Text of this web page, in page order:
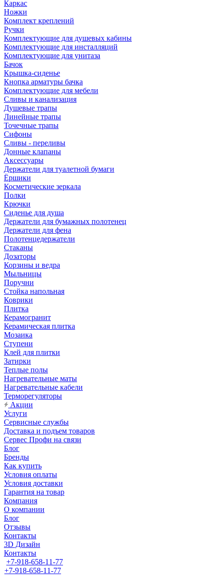
Каркас
Ножки
Комплект креплений
Ручки
Комплектующие для душевых кабины
Комплектующие для инсталляций
Комплектующие для унитаза
Бачок
Крышка-сиденье
Кнопка арматуры бачка
Комплектующие для мебели
Сливы и канализация
Душевые трапы
Линейные трапы
Точечные трапы
Сифоны
Сливы - переливы
Донные клапаны
Аксессуары
Держатели для туалетной бумаги
Ёршики
Косметические зеркала
Полки
Крючки
Сиденье для душа
Держатели для бумажных полотенец
Держатели для фена
Полотенцедержатели
Стаканы
Дозаторы
Корзины и ведра
Мыльницы
Поручни
Стойка напольная
Коврики
Плитка
Керамогранит
Керамическая плитка
Мозаика
Ступени
Клей для плитки
Затирки
Теплые полы
Нагревательные маты
Нагревательные кабели
Терморегуляторы
Акции
Услуги
Сервисные службы
Доставка и подъем товаров
Сервес Профи на связи
Блог
Бренды
Как купить
Условия оплаты
Условия доставки
Гарантия на товар
Компания
О компании
Блог
Отзывы
Контакты
3D Дизайн
Контакты
+7-918-658-11-77
+7-918-658-11-77